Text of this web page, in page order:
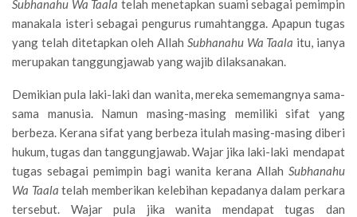
Subhanahu Wa Taalatelah menetapkan suami sebagai pemimpin
manakala isteri sebagai pengurus rumahtangga. Apapun tugas
yang telah ditetapkan oleh Allah Subhanahu Wa Taala itu, ianya
merupakan tanggungjawab yang wajib dilaksanakan.
Demikian pula laki-laki dan wanita, mereka sememangnya sama-
sama manusia. Namun masing-masing memiliki sifat yang
berbeza. Kerana sifat yang berbeza itulah masing-masing diberi
hukum, tugas dan tanggungjawab. Wajar jika laki-laki mendapat
tugas sebagai pemimpin bagi wanita kerana Allah Subhanahu
Wa Taala telah memberikan kelebihan kepadanya dalam perkara
tersebut. Wajar pula jika wanita mendapat tugas dan